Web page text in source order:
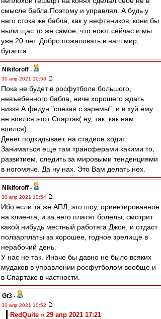
смысле бабла.Поэтому и управлял. А будь у
него стока же бабла, как у нефтяников, кони бы
ныли щас то же самое, что ноют сейчас и мы
уже 20 лет. Добро пожаловать в наш мир,
бугаггга
Nikiforoff -
30 апр 2021 10:58
Пока не будет в росфутболе большого,
невъебенного бабла, ниче хорошего ждать
низзя.А федун "слезая с заремы", и в хуй ему
не впился этот Спартак( ну, так, как нам
впился) .
Денег подкидывает, на стадион ходит.
Заниматься еще там трансферами какими то,
развитием, следить за мировыми тенденциями
в ногомяче. Да ну нах. Это Вам делать нех.
Nikiforoff -
30 апр 2021 10:54
Ибо если та же АПЛ, это шоу, ориентированное
на клиента, и за него платят болелы, смотрит
какой нибудь местный работяга Джон, и отдаст
ползарплаты за хорошее, годное зрелище в
нерабочий день.
У нас не так. Иначе бы давно не было всяких
мудаков в управлении росфутболом вообще и
в Спартаке в частности.
Gt3 -
30 апр 2021 10:52
RedQuite » 29 апр 2021 17:21